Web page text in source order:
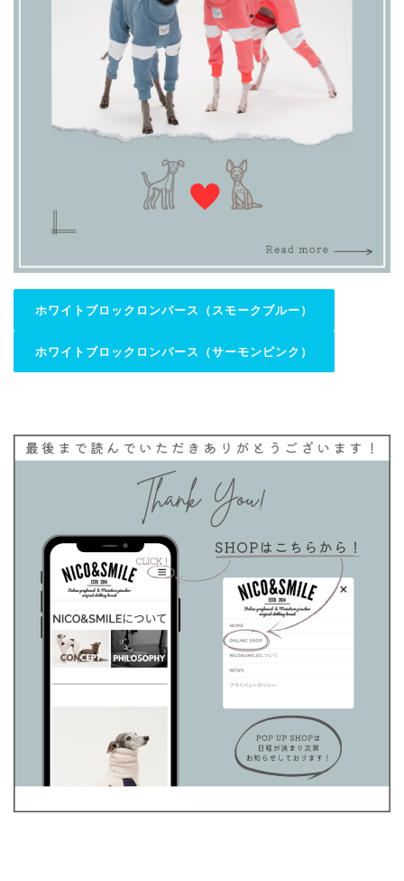
ホワイトブロックロンパース（スモークブルー）
ホワイトブロックロンパース（サーモンピンク）